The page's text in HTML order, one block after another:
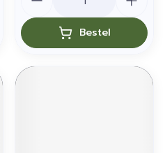
Bestel